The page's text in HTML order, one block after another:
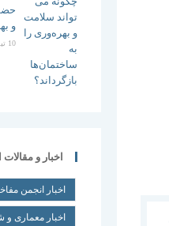
و
10 تیر 1405
اخبار و
اخبار انجمن
اخبار معماری